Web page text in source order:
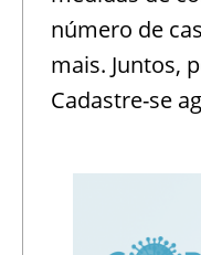
número de
mais. Juntos,
Cadastre-se